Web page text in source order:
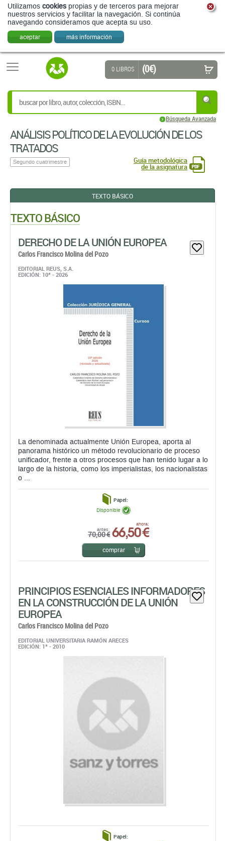
Utilizamos cookies propias y de terceros para mejorar
nuestros servicios y facilitar la navegación. Si continúa
navegando consideramos que acepta su uso.
aceptar más información
Búsqueda Avanzada
0 LIBROS (0 €)
ANÁLISIS POLÍTICO DE LA EVOLUCIÓN DE LOS
TRATADOS
Segundo cuatrimestre Guía metodológica
de la asignatura
TEXTO BÁSICO
TEXTO BÁSICO
DERECHO DE LA UNIÓN EUROPEA
Carlos Francisco Molina del Pozo
EDITORIAL REUS, S.A.
EDICIÓN: 10ª - 2026
La denominada actualmente Unión Europea, aporta al
panorama histórico un método revolucionario de proceso
unificador, frente a otros procesos que han tenido lugar a lo
largo de la historia, como los imperialistas, los nacionalistas
o ...
Papel:
antes:
70,00 €
ahora:
66,50 €
Disponible
comprar
PRINCIPIOS ESENCIALES INFORMADORES
EN LA CONSTRUCCIÓN DE LA UNIÓN
EUROPEA
Carlos Francisco Molina del Pozo
EDITORIAL UNIVERSITARIA RAMÓN ARECES
EDICIÓN: 1ª - 2010
Papel: